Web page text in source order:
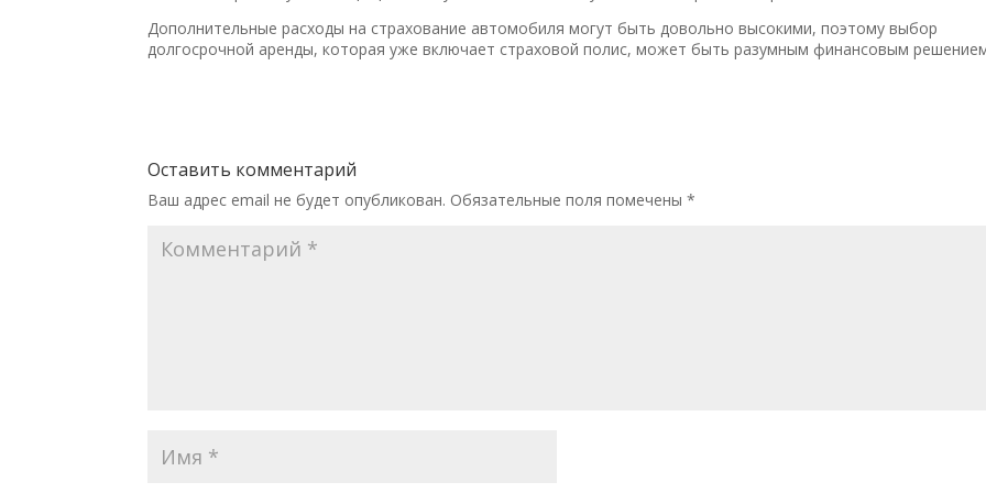
Дополнительные расходы на страхование автомобиля могут быть довольно высокими, поэтому выбор
долгосрочной аренды, которая уже включает страховой полис, может быть разумным финансовым
Оставить комментарий
Ваш адрес email не будет опубликован. Обязательные поля помечены*